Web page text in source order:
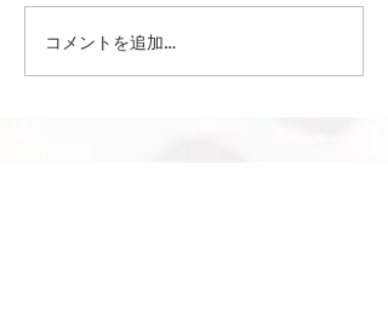
第41回日本クラブユース
サッカー選手権（U-15）
コメントを追加…